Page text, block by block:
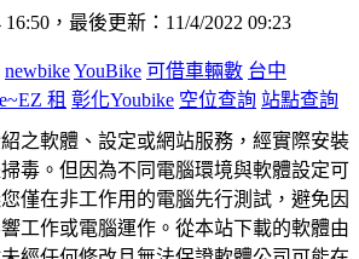
，最後更新：11/4/2022 09:23
newbikeYouBike 可借車輛數 台中
租 彰化Youbike 空位查詢 站點查詢
之軟體、設定或網站服務，經實際安裝
毒。但因為不同電腦環境與軟體設定可
僅在非工作用的電腦先行測試，避免因
工作或電腦運作。從本站下載的軟體由